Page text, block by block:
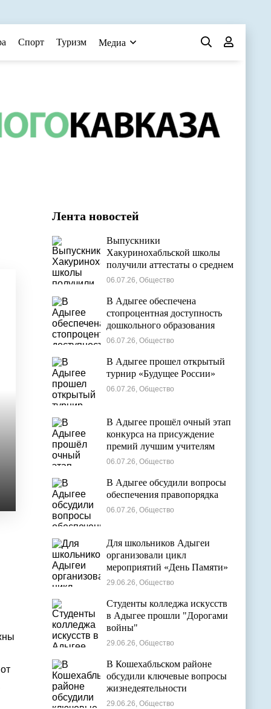
Спорт Туризм Медиа
Лента новостей
Выпускники
Хакуринохабльской школы
получили аттестаты о среднем
общем образовании
06.07.26, Общество
В Адыгее обеспечена
стопроцентная доступность
дошкольного образования
06.07.26, Общество
В Адыгее прошел открытый
турнир «Будущее России»
06.07.26, Общество
В Адыгее прошёл очный этап
конкурса на присуждение
премий лучшим учителям
06.07.26, Общество
В Адыгее обсудили вопросы
обеспечения правопорядка
06.07.26, Общество
Для школьников Адыгеи
организовали цикл
мероприятий «День Памяти»
29.06.26, Общество
Студенты колледжа искусств
в Адыгее прошли "Дорогами
войны"
29.06.26, Общество
В Кошехабльском районе
обсудили ключевые вопросы
жизнедеятельности
муниципалитета
29.06.26, Общество